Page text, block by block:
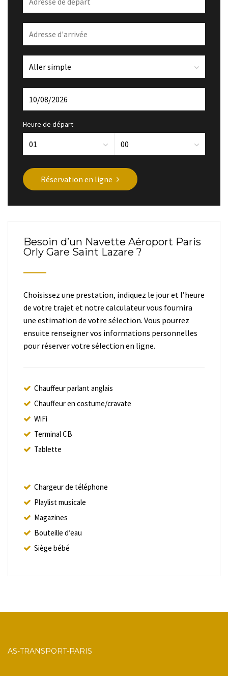
Heure de départ
Réservation en ligne
Besoin d’un Navette Aéroport Paris
Orly Gare Saint Lazare ?
Choisissez une prestation, indiquez le jour et l’heure
de votre trajet et notre calculateur vous fournira
une estimation de votre sélection. Vous pourrez
ensuite renseigner vos informations personnelles
pour réserver votre sélection en ligne.
Chauffeur parlant anglais
Chauffeur en costume/cravate
WiFi
Terminal CB
Tablette
Chargeur de téléphone
Playlist musicale
Magazines
Bouteille d’eau
Siège bébé
AS-TRANSPORT-PARIS